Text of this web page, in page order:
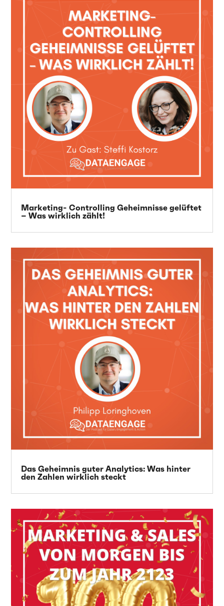
Marketing- Controlling Geheimnisse gelüftet
– Was wirklich zählt!
Das Geheimnis guter Analytics: Was hinter
den Zahlen wirklich steckt